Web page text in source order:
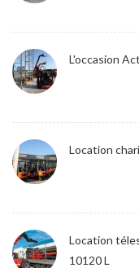
L'occasion
Location
Location
10120 L